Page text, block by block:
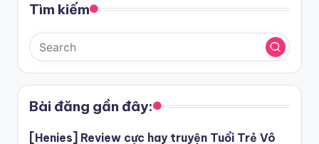
Tìm kiếm
Bài đăng gần đây:
[Henies] Review cực hay truyện Tuổi Trẻ Vô